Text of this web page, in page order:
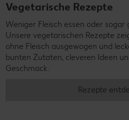
Vegetarische Rezepte
Weniger Fleisch essen oder
Unsere vegetarischen Rezepte
ohne Fleisch ausgewogen und
bunten Zutaten, cleveren Ideen
Geschmack.
Rezepte